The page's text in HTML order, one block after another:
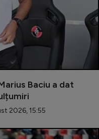
Baciu a dat
2026, 15:55